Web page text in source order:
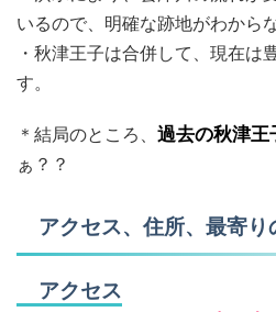
いるので、明確な跡地がわからな
・秋津王子は合併して、現在は
す。
＊結局のところ、 過去の秋津王
ぁ？？
アクセス、住所、最寄り
アクセス